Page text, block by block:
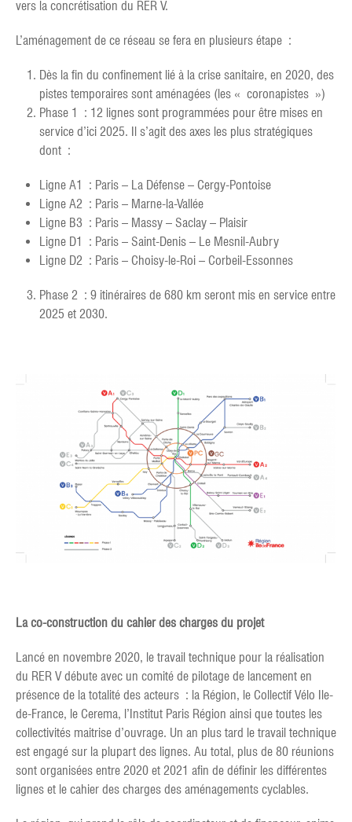
vers la concrétisation du RER V.
L’aménagement de ce réseau se fera en plusieurs étape :
Dès la fin du confinement lié à la crise sanitaire, en 2020, des
pistes temporaires sont aménagées (les « coronapistes »)
Phase 1 : 12 lignes sont programmées pour être mises en
service d’ici 2025. Il s’agit des axes les plus stratégiques
dont :
Ligne A1 : Paris – La Défense – Cergy-Pontoise
Ligne A2 : Paris – Marne-la-Vallée
Ligne B3 : Paris – Massy – Saclay – Plaisir
Ligne D1 : Paris – Saint-Denis – Le Mesnil-Aubry
Ligne D2 : Paris – Choisy-le-Roi – Corbeil-Essonnes
Phase 2 : 9 itinéraires de 680 km seront mis en service entre
2025 et 2030.
La co-construction du cahier des charges du projet
Lancé en novembre 2020, le travail technique pour la réalisation
du RER V débute avec un comité de pilotage de lancement en
présence de la totalité des acteurs : la Région, le Collectif Vélo Ile-
de-France, le Cerema, l’Institut Paris Région ainsi que toutes les
collectivités maitrise d’ouvrage. Un an plus tard le travail technique
est engagé sur la plupart des lignes. Au total, plus de 80 réunions
sont organisées entre 2020 et 2021 afin de définir les différentes
lignes et le cahier des charges des aménagements cyclables.